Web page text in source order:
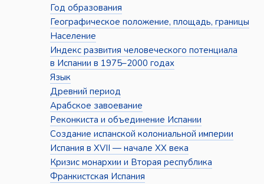
Год образования
Географическое положение, площадь, границы
Население
Индекс развития человеческого потенциала
в Испании в 1975–2000 годах
Язык
Древний период
Арабское завоевание
Реконкиста и объединение Испании
Создание испанской колониальной империи
Испания в XVII — начале XX века
Кризис монархии и Вторая республика
Франкистская Испания